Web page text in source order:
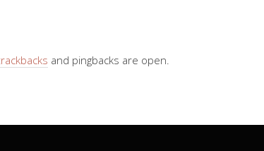
and pingbacks are open.